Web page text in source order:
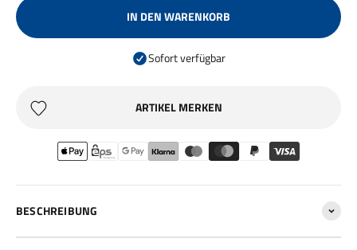
IN DEN WARENKORB
Sofort verfügbar
ARTIKEL MERKEN
BESCHREIBUNG